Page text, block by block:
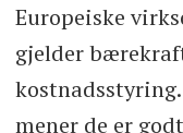
Europeiske
gjelder
mener de er